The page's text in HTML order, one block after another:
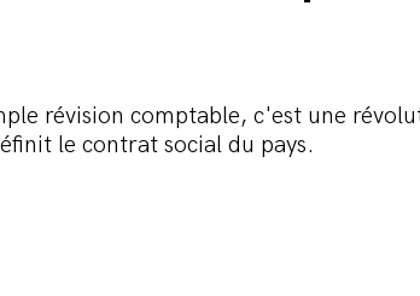
révision comptable, c'est une
le contrat social du pays.